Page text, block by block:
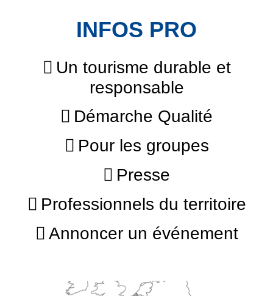
INFOS PRO
Un tourisme durable et
responsable
Démarche Qualité
Pour les groupes
Presse
Professionnels du territoire
Annoncer un événement